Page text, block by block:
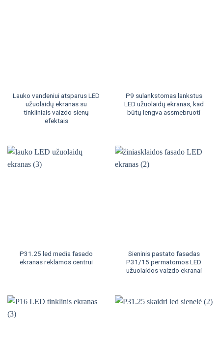
Lauko vandeniui atsparus LED
užuolaidų ekranas su
tinkliniais vaizdo sienų
efektais
P9 sulankstomas lankstus
LED užuolaidų ekranas, kad
būtų lengva assmebruoti
P31.25 led media fasado
ekranas reklamos centrui
Sieninis pastato fasadas
P31/15 permatomos LED
užuolaidos vaizdo ekranai